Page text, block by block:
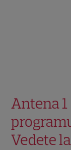
Antena
Vedete